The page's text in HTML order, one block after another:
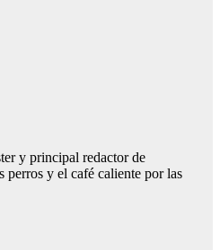
y principal redactor de
perros y el café caliente por las